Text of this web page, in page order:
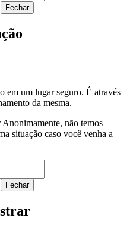
Fechar
em um lugar seguro. É através
da mesma.
não temos
situação caso você venha a
Fechar